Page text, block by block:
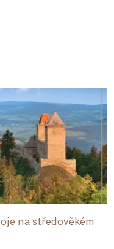
na středověkém